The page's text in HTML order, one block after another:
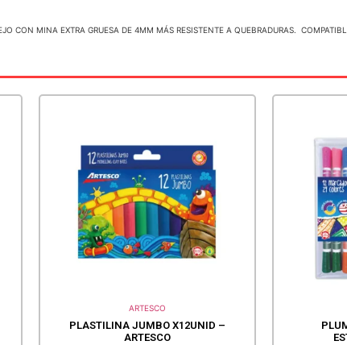
CON MINA EXTRA GRUESA DE 4MM MÁS RESISTENTE A QUEBRADURAS.
ARTESCO
PLASTILINA JUMBO X12UNID –
ARTESCO